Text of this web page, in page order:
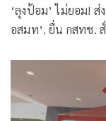
ไทย'
‘ลุงป้อม’ ไม่ยอม!
อสมท’. ยื่น กสทช. สั่